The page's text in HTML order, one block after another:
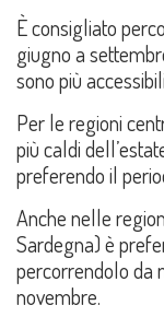
È consigliato
giugno a
sono più
Per le regioni
più caldi
preferendo il
Anche nelle
Sardegna) è
percorrendolo da
novembre.